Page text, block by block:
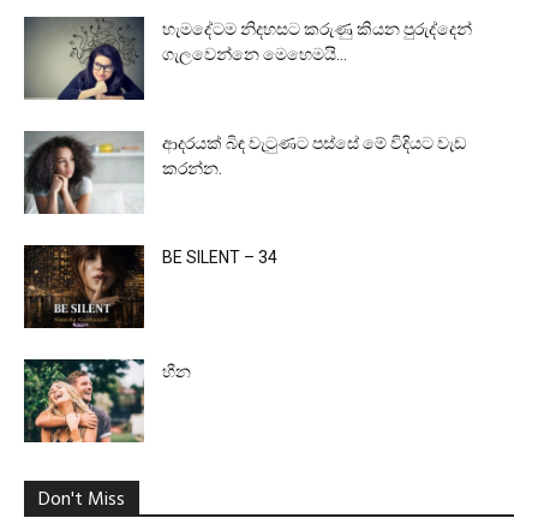
හැමදේටම නිදහසට කරුණු කියන පුරුද්දෙන්
ගැලවෙන්නෙ මෙහෙමයි…
ආදරයක් බිඳ වැටුණට පස්සේ මේ විදියට වැඩ
කරන්න.
BE SILENT – 34
හීන
Don't Miss